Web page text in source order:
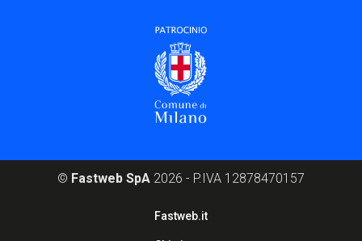
© Fastweb SpA 2026 - P.IVA 12878470157
Fastweb.it